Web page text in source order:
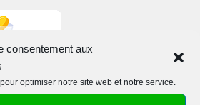
consentement aux
optimiser notre site web et notre service.